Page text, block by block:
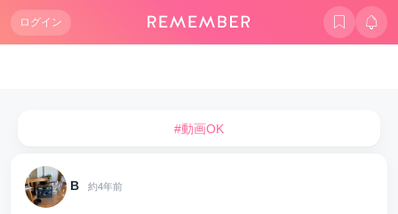
ログイン
#動画OK
B 約4年前